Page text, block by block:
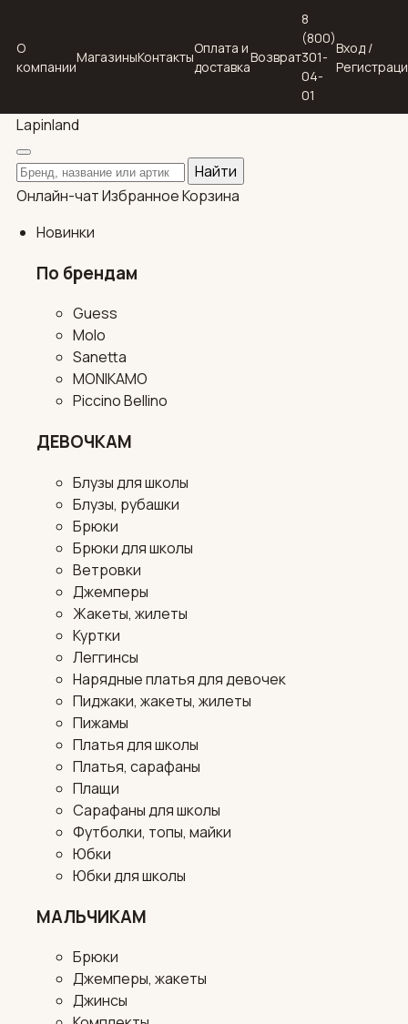
О
компании
МагазиныКонтакты
Оплата и
доставка
Возврат
8
(800)
301-
04-
01
Вход /
Lapinland
Поиск по каталогу
Найти
Онлайн-чатИзбранноеКорзина
Новинки
По брендам
Guess
Molo
Sanetta
MONIKAMO
Piccino Bellino
ДЕВОЧКАМ
Блузы для школы
Блузы, рубашки
Брюки
Брюки для школы
Ветровки
Джемперы
Жакеты, жилеты
Куртки
Леггинсы
Нарядные платья для девочек
Пиджаки, жакеты, жилеты
Пижамы
Платья для школы
Платья, сарафаны
Плащи
Сарафаны для школы
Футболки, топы, майки
Юбки
Юбки для школы
МАЛЬЧИКАМ
Брюки
Джемперы, жакеты
Джинсы